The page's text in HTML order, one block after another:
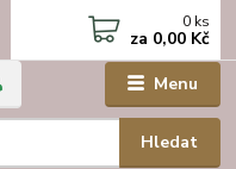
Menu
Hledat
0 ks
za 0,00 Kč